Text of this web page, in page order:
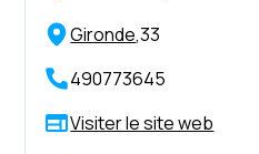
Gironde,33
490773645
Visiter le site web